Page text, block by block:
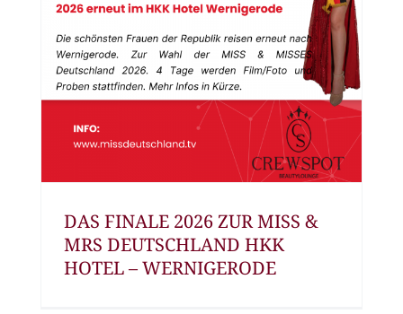
DAS FINALE 2026 ZUR MISS &
MRS DEUTSCHLAND HKK
HOTEL – WERNIGERODE